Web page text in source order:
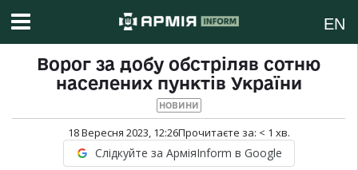
EN
Ворог за добу обстріляв сотню
населених пунктів України
НОВИНИ
18 Вересня 2023, 12:26Прочитаєте за: < 1 хв.
Слідкуйте за АрміяInform в Google